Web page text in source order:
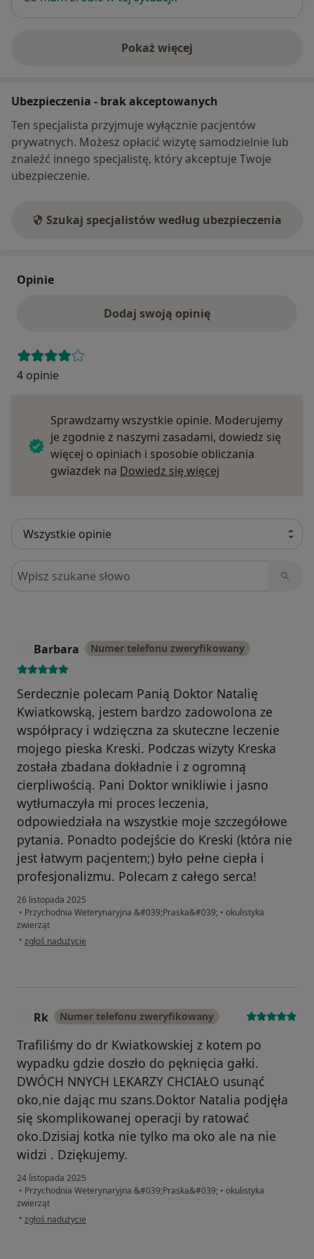
Pokaż więcej
o adresie
Ubezpieczenia - brak akceptowanych
Ten specjalista przyjmuje wyłącznie pacjentów
prywatnych. Możesz opłacić wizytę samodzielnie lub
znaleźć innego specjalistę, który akceptuje Twoje
ubezpieczenie.
Szukaj specjalistów według ubezpieczenia
Opinie
Dodaj swoją opinię
4 opinie
Sprawdzamy wszystkie opinie. Moderujemy
je zgodnie z naszymi zasadami, dowiedz się
więcej o opiniach i sposobie obliczania
gwiazdek na Dowiedz się więcej
Szukaj w opiniach
Barbara Numer telefonu zweryfikowany
Serdecznie polecam Panią Doktor Natalię
Kwiatkowską, jestem bardzo zadowolona ze
współpracy i wdzięczna za skuteczne leczenie
mojego pieska Kreski. Podczas wizyty Kreska
została zbadana dokładnie i z ogromną
cierpliwością. Pani Doktor wnikliwie i jasno
wytłumaczyła mi proces leczenia,
odpowiedziała na wszystkie moje szczegółowe
pytania. Ponadto podejście do Kreski (która nie
jest łatwym pacjentem;) było pełne ciepła i
profesjonalizmu. Polecam z całego serca!
26 listopada 2025
• Przychodnia Weterynaryjna &#039;Praska&#039; • okulistyka
zwierząt
• w opinii użytkownika Barbara
zgłoś nadużycie
Rk Numer telefonu zweryfikowany
Trafiliśmy do dr Kwiatkowskiej z kotem po
wypadku gdzie doszło do pęknięcia gałki.
DWÓCH NNYCH LEKARZY CHCIAŁO usunąć
oko,nie dając mu szans.Doktor Natalia podjęła
się skomplikowanej operacji by ratować
oko.Dzisiaj kotka nie tylko ma oko ale na nie
widzi . Dziękujemy.
24 listopada 2025
• Przychodnia Weterynaryjna &#039;Praska&#039; • okulistyka
zwierząt
• w opinii użytkownika Rk
zgłoś nadużycie